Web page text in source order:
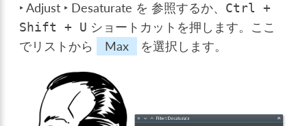
‣ Adjust ‣ Desaturate を 参照するか、 Ctrl
+
Shift
+ U ショートカットを押します。ここ
でリストから
Max を選択します。